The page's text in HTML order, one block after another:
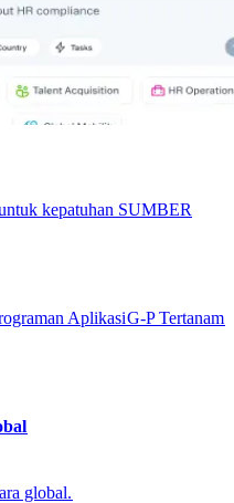
kepatuhan SUMBER
Aplikasi​​G-P Tertanam​​
global.​​